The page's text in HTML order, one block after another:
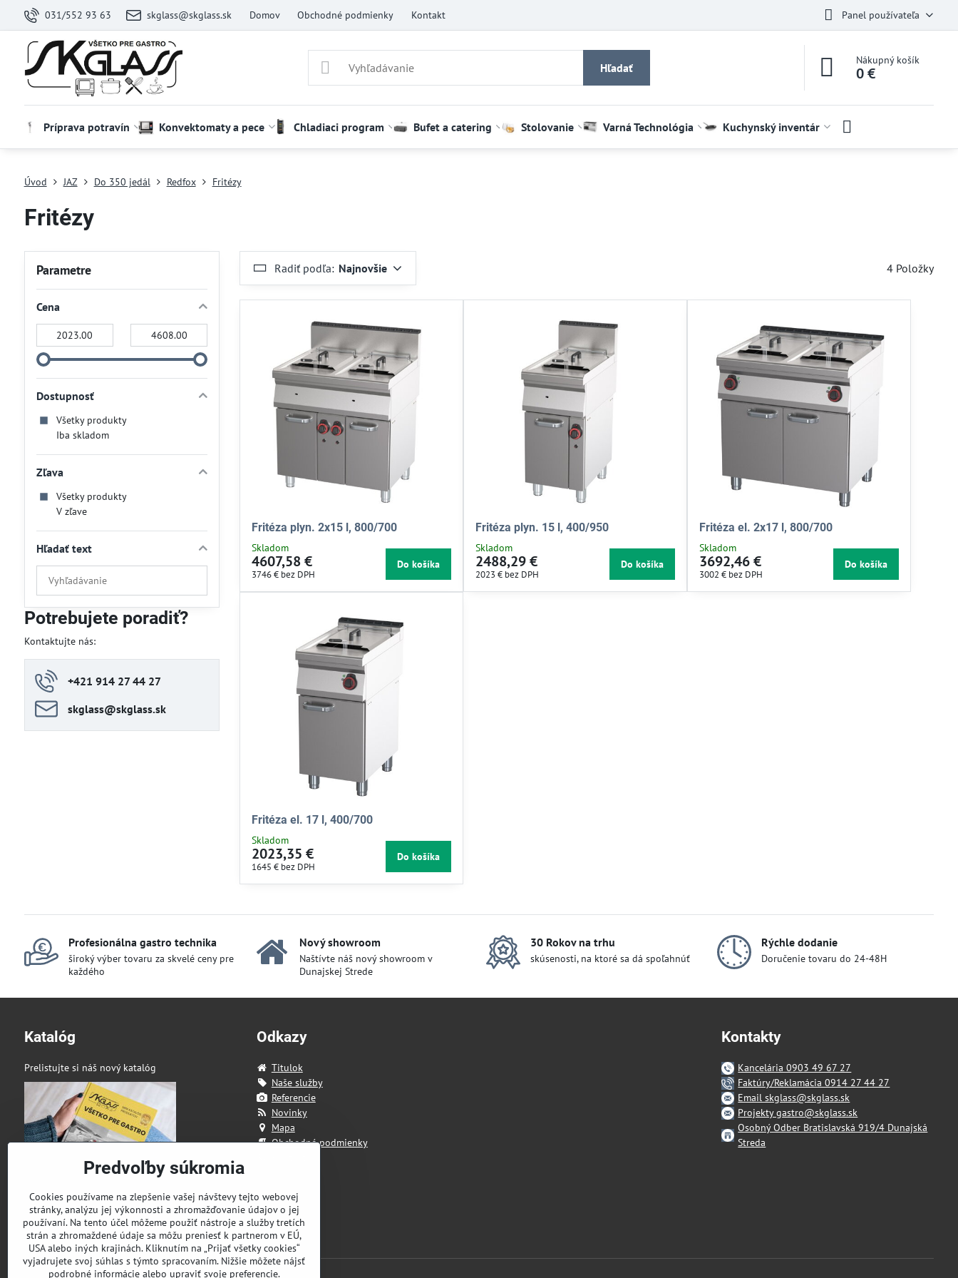
031/552 93 63 skglass@skglass.sk Domov Obchodné podmienky Kontakt Panel používateľa
Hľadať
Nákupný košík
0 €
Príprava potravín Konvektomaty a pece Chladiaci program Bufet a catering Stolovanie Varná Technológia Kuchynský inventár
Úvod JAZ Do 350 jedál Redfox Fritézy
Fritézy
Radiť podľa: Najnovšie 4 Položky
Fritéza plyn. 2x15 l, 800/700
Skladom
4607,58 €
3746 € bez DPH
Do košíka
Fritéza plyn. 15 l, 400/950
Skladom
2488,29 €
2023 € bez DPH
Do košíka
Fritéza el. 2x17 l, 800/700
Skladom
3692,46 €
3002 € bez DPH
Do košíka
Fritéza el. 17 l, 400/700
Skladom
2023,35 €
1645 € bez DPH
Do košíka
Parametre
Cena
Dostupnosť
Všetky produkty
Iba skladom
Zľava
Všetky produkty
V zľave
Hľadať text
Prehľadať
výsledky
filtra
fulltextom
Potrebujete poradiť?
Kontaktujte nás:
+421 914 27 44 27
skglass​@skglass​.sk
Profesionálna gastro technika
široký výber tovaru za skvelé ceny pre
každého
Nový showroom
Naštívte náš nový showroom v
Dunajskej Strede
30 Rokov na trhu
skúsenosti, na ktoré sa dá spoľahnúť
Rýchle dodanie
Doručenie tovaru do 24-48H
Katalóg
Prelistujte si náš nový katalóg
Odkazy
Titulok
Naše služby
Referencie
Novinky
Mapa
Obchodné podmienky
Kontakty
Kancelária 0903 49 67 27
Faktúry/Reklamácia 0914 27 44 27
Email skglass@skglass.sk
Projekty gastro@skglass.sk
Osobný Odber Bratislavská 919/4 Dunajská
Streda
Predvoľby súkromia
Cookies používame na zlepšenie vašej návštevy tejto webovej
stránky, analýzu jej výkonnosti a zhromažďovanie údajov o jej
používaní. Na tento účel môžeme použiť nástroje a služby tretích
strán a zhromaždené údaje sa môžu preniesť k partnerom v EÚ,
USA alebo iných krajinách. Kliknutím na „Prijať všetky cookies“
vyjadrujete svoj súhlas s týmto spracovaním. Nižšie môžete nájsť
podrobné informácie alebo upraviť svoje preferencie.